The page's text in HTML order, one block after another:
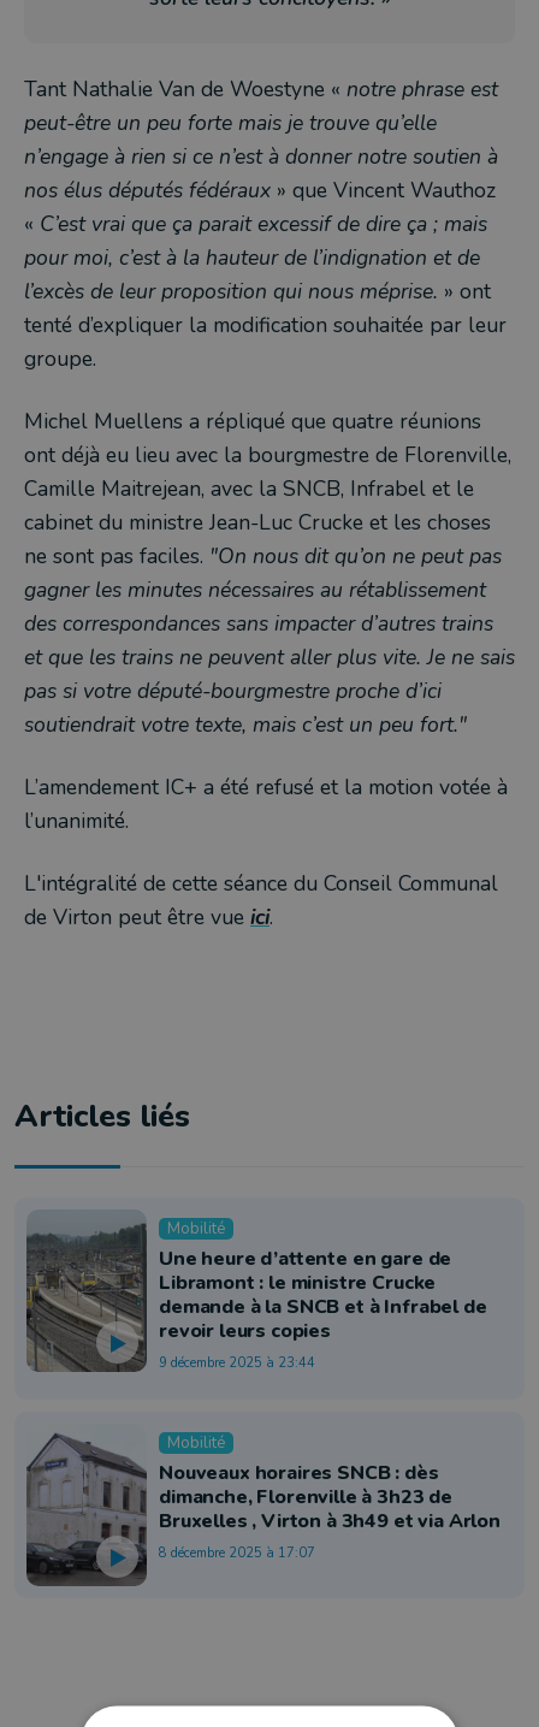
Tant Nathalie Van de Woestyne « notre phrase est
peut-être un peu forte mais je trouve qu’elle
n’engage à rien si ce n’est à donner notre soutien à
nos élus députés fédéraux » que Vincent Wauthoz
« C’est vrai que ça parait excessif de dire ça ; mais
pour moi, c’est à la hauteur de l’indignation et de
l’excès de leur proposition qui nous méprise. » ont
tenté d’expliquer la modification souhaitée par leur
groupe.
Michel Muellens a répliqué que quatre réunions
ont déjà eu lieu avec la bourgmestre de Florenville,
Camille Maitrejean, avec la SNCB, Infrabel et le
cabinet du ministre Jean-Luc Crucke et les choses
ne sont pas faciles. "On nous dit qu’on ne peut pas
gagner les minutes nécessaires au rétablissement
des correspondances sans impacter d’autres trains
et que les trains ne peuvent aller plus vite. Je ne sais
pas si votre député-bourgmestre proche d’ici
soutiendrait votre texte, mais c’est un peu fort."
L’amendement IC+ a été refusé et la motion votée à
l’unanimité.
L'intégralité de cette séance du Conseil Communal
de Virton peut être vue ici.
Articles liés
Mobilité
Une heure d’attente en gare de
Libramont : le ministre Crucke
demande à la SNCB et à Infrabel de
revoir leurs copies
9 décembre 2025 à 23:44
Mobilité
Nouveaux horaires SNCB : dès
dimanche, Florenville à 3h23 de
Bruxelles , Virton à 3h49 et via Arlon
8 décembre 2025 à 17:07